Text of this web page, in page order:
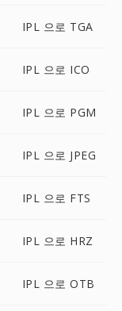
IPL 으로 TGA
IPL 으로 ICO
IPL 으로 PGM
IPL 으로 JPEG
IPL 으로 FTS
IPL 으로 HRZ
IPL 으로 OTB